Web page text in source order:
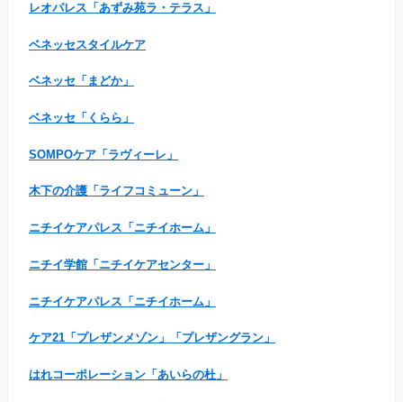
レオパレス「あずみ苑ラ・テラス」
ベネッセスタイルケア
ベネッセ「まどか」
ベネッセ「くらら」
SOMPOケア「ラヴィーレ」
木下の介護「ライフコミューン」
ニチイケアパレス「ニチイホーム」
ニチイ学館「ニチイケアセンター」
ニチイケアパレス「ニチイホーム」
ケア21「プレザンメゾン」「プレザングラン」
はれコーポレーション「あいらの杜」